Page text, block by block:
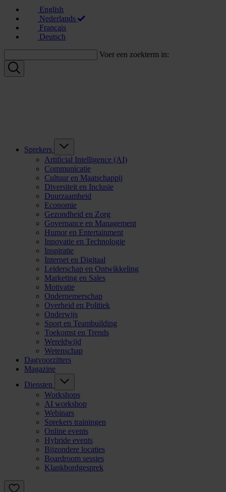
English
Nederlands
Français
Deutsch
Voer een zoekterm in:
Sprekers
Artificial Intelligence (AI)
Communicatie
Cultuur en Maatschappij
Diversiteit en Inclusie
Duurzaamheid
Economie
Gezondheid en Zorg
Governance en Management
Humor en Entertainment
Innovatie en Technologie
Inspiratie
Internet en Digitaal
Leiderschap en Ontwikkeling
Marketing en Sales
Motivatie
Ondernemerschap
Overheid en Politiek
Onderwijs
Sport en Teambuilding
Toekomst en Trends
Wereldwijd
Wetenschap
Dagvoorzitters
Magazine
Diensten
Workshops
AI workshop
Webinars
Sprekers trainingen
Online events
Hybride events
Bijzondere locaties
Boardroom sessies
Klankbordgesprek